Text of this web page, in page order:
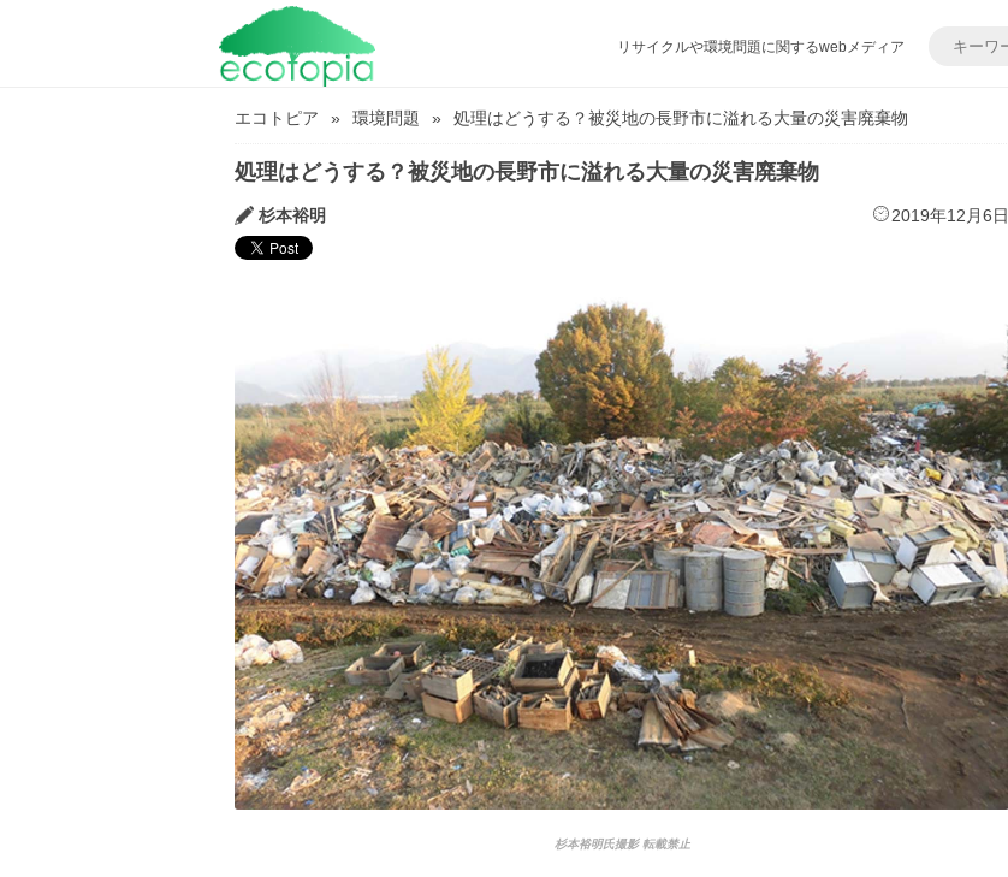
リサイクルや環境問題に関するwebメディア
エコトピア 環境問題 処理はどうする？被災地の長野市に溢れる大量の災害廃棄物
処理はどうする？被災地の長野市に溢れる大量の災害廃棄物
杉本裕明 2019年12月6日
杉本裕明氏撮影 転載禁止